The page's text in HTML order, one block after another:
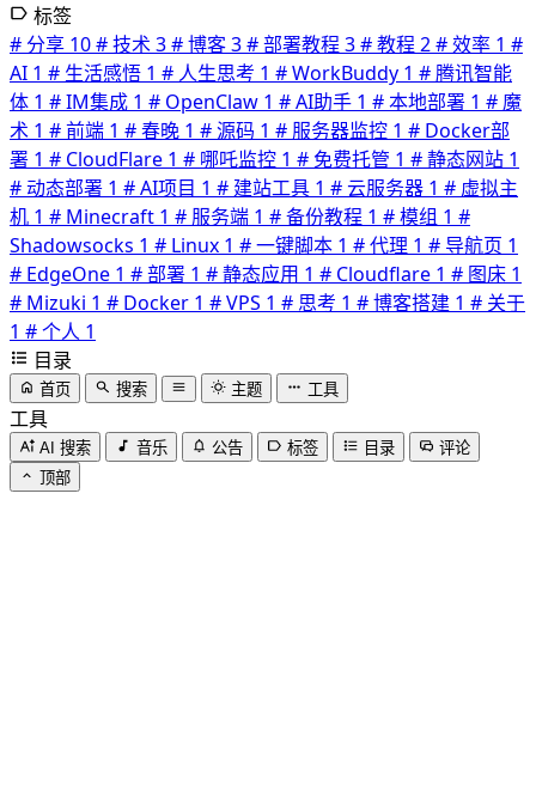
标签
# 分享 10# 技术3# 博客3# 部署教程 3# 教程 2# 效率 1 #
AI 1 # 生活感悟 1 # 人生思考 1 # WorkBuddy 1 # 腾讯智能
体 1 # IM集成 1 # OpenClaw 1 # AI助手 1 # 本地部署 1 # 魔
术 1 # 前端 1 # 春晚 1 # 源码 1 # 服务器监控 1 # Docker部
署 1 # CloudFlare 1 # 哪吒监控 1 # 免费托管 1 # 静态网站 1
# 动态部署 1 # AI项目 1 # 建站工具 1 # 云服务器 1 # 虚拟主
机 1 # Minecraft 1 # 服务端 1 # 备份教程 1 # 模组 1 #
Shadowsocks 1 # Linux 1 # 一键脚本 1 # 代理 1 # 导航页 1
# EdgeOne 1 # 部署 1 # 静态应用 1 # Cloudflare 1 # 图床 1
# Mizuki 1 # Docker 1 # VPS 1 # 思考 1 # 博客搭建 1 # 关于
1 # 个人 1
目录
首页 搜索 主题 工具
工具
AI 搜索 音乐 公告 标签 目录
评论
顶部